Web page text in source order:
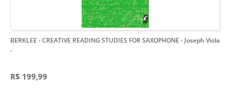
BERKLEE - CREATIVE READING STUDIES FOR SAXOPHONE - Joseph Viola
-
R$ 199,99